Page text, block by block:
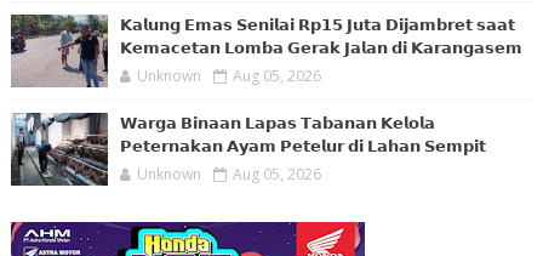
𝗞𝗮𝗹𝘂𝗻𝗴 𝗘𝗺𝗮𝘀 𝗦𝗲𝗻𝗶𝗹𝗮𝗶 𝗥𝗽𝟭𝟱 𝗝𝘂𝘁𝗮 𝗗𝗶𝗷𝗮𝗺𝗯𝗿𝗲𝘁 𝘀𝗮𝗮𝘁
𝗞𝗲𝗺𝗮𝗰𝗲𝘁𝗮𝗻 𝗟𝗼𝗺𝗯𝗮 𝗚𝗲𝗿𝗮𝗸 𝗝𝗮𝗹𝗮𝗻 𝗱𝗶 𝗞𝗮𝗿𝗮𝗻𝗴𝗮𝘀𝗲𝗺
Unknown Aug 05, 2026
𝗪𝗮𝗿𝗴𝗮 𝗕𝗶𝗻𝗮𝗮𝗻 𝗟𝗮𝗽𝗮𝘀 𝗧𝗮𝗯𝗮𝗻𝗮𝗻 𝗞𝗲𝗹𝗼𝗹𝗮
𝗣𝗲𝘁𝗲𝗿𝗻𝗮𝗸𝗮𝗻 𝗔𝘆𝗮𝗺 𝗣𝗲𝘁𝗲𝗹𝘂𝗿 𝗱𝗶 𝗟𝗮𝗵𝗮𝗻 𝗦𝗲𝗺𝗽𝗶𝘁
Unknown Aug 05, 2026